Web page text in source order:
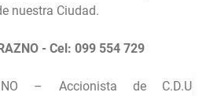
nuestra Ciudad.
- Cel: 099 554 729
– Accionista de C.D.U